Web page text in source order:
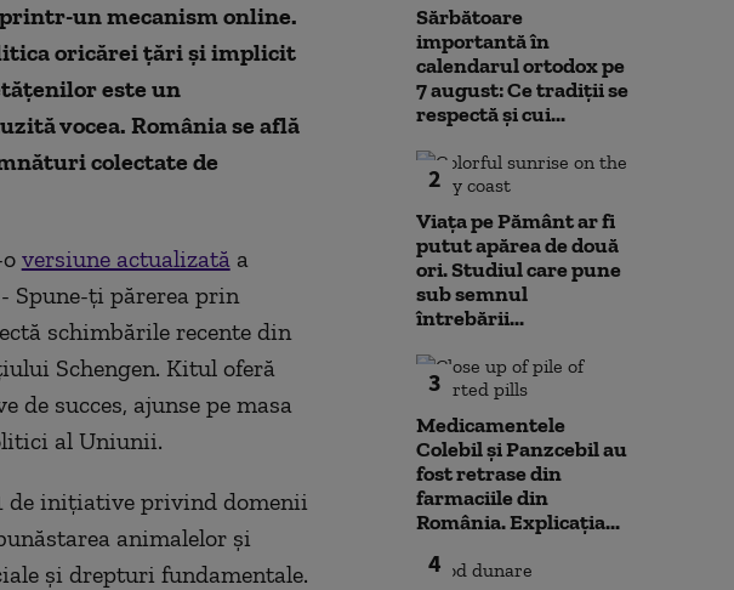
un mecanism online.
oricărei țări și implicit
este un
vocea. România se află
colectate de
versiune actualizatăa
Spune-ți părerea prin
schimbările recente din
Schengen. Kitul oferă
de succes, ajunse pe masa
al Uniunii.
de inițiative privind domenii
animalelor și
și drepturi fundamentale.
Sărbătoare
importantă în
calendarul ortodox pe
7 august: Ce tradiții se
respectă și cui...
2
Viața pe Pământ ar fi
putut apărea de două
ori. Studiul care pune
sub semnul
întrebării...
3
Medicamentele
Colebil și Panzcebil au
fost retrase din
farmaciile din
România. Explicația...
4